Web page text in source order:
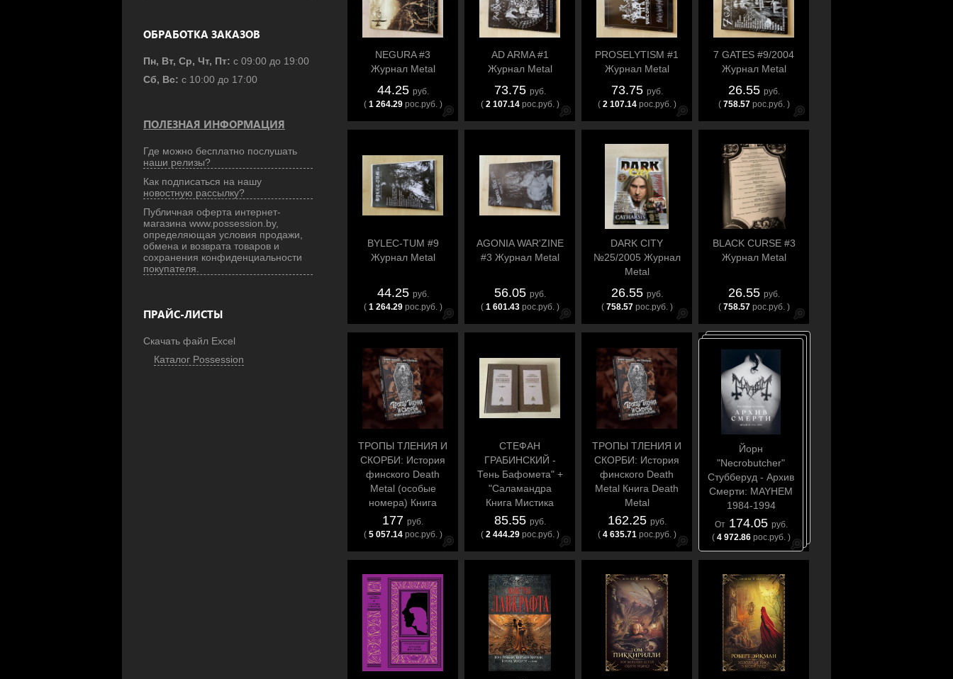
ОБРАБОТКА ЗАКАЗОВ
Пн, Вт, Ср, Чт, Пт: с 09:00 до 19:00
Сб, Вс: с 10:00 до 17:00
ПОЛЕЗНАЯ ИНФОРМАЦИЯ
Где можно бесплатно послушать
наши релизы?
Как подписаться на нашу
новостную рассылку?
Публичная оферта интернет-
магазина www.possession.by,
определяющая условия продажи,
обмена и возврата товаров и
сохранения конфиденциальности
покупателя.
ПРАЙС-ЛИСТЫ
Скачать файл Excel
Каталог Possession
NEGURA #3
Журнал Metal
44.25 руб.
( 1 264.29 рос.руб. )
AD ARMA #1
Журнал Metal
73.75 руб.
( 2 107.14 рос.руб. )
PROSELYTISM #1
Журнал Metal
73.75 руб.
( 2 107.14 рос.руб. )
7 GATES #9/2004
Журнал Metal
26.55 руб.
( 758.57 рос.руб. )
BYLEC-TUM #9
Журнал Metal
44.25 руб.
( 1 264.29 рос.руб. )
AGONIA WAR'ZINE
#3 Журнал Metal
56.05 руб.
( 1 601.43 рос.руб. )
DARK CITY
№25/2005 Журнал
Metal
26.55 руб.
( 758.57 рос.руб. )
BLACK CURSE #3
Журнал Metal
26.55 руб.
( 758.57 рос.руб. )
ТРОПЫ ТЛЕНИЯ И
СКОРБИ: История
финского Death
Metal (особые
номера) Книга
Death Metal
177 руб.
( 5 057.14 рос.руб. )
СТЕФАН
ГРАБИНСКИЙ -
Тень Бафомета" +
"Саламандра
Книга Мистика
85.55 руб.
( 2 444.29 рос.руб. )
ТРОПЫ ТЛЕНИЯ И
СКОРБИ: История
финского Death
Metal Книга Death
Metal
162.25 руб.
( 4 635.71 рос.руб. )
Йорн
"Necrobutcher"
Стубберуд - Архив
Смерти: MAYHEM
1984-1994
красивые номера
Книга Black Metal
От174.05 руб.
( 4 972.86 рос.руб. )